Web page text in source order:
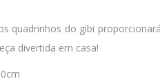
quadrinhos do gibi
divertida em casa!